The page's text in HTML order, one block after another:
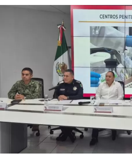
La coordinación tecnológica del
operativo en campo permitieron
relacionados con
hechos delictivos. Además, se
revisiones preventivasa
vehiculares, reforzando la
y puntos de alta movilidad.